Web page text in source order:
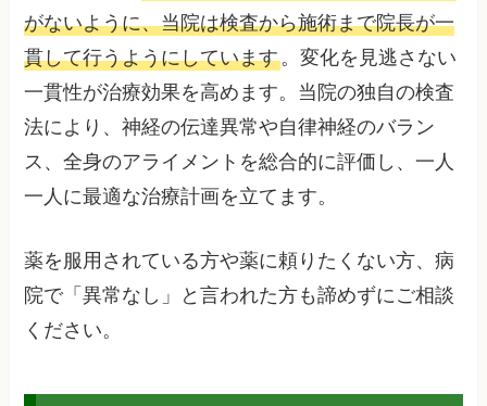
がないように、当院は検査から施術まで院長が一
貫して行うようにしています。変化を見逃さない
一貫性が治療効果を高めます。当院の独自の検査
法により、神経の伝達異常や自律神経のバラン
ス、全身のアライメントを総合的に評価し、一人
一人に最適な治療計画を立てます。
薬を服用されている方や薬に頼りたくない方、病
院で「異常なし」と言われた方も諦めずにご相談
ください。